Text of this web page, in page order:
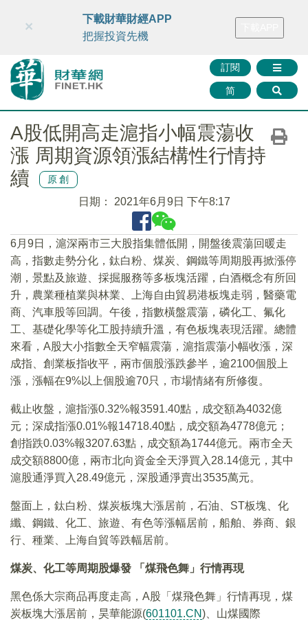
財華智庫網 FINTV FINMETA 財華證券 媒體矩陣
訂閱
简
×
下載財華財經APP
把握投資先機
A股低開高走滬指小幅震蕩收
漲 周期資源領漲結構性行情持
續
原創
日期： 2021年6月9日 下午8:17
6月9日，滬深兩市三大股指集體低開，開盤後震蕩回暖走
高，指數走勢分化，鈦白粉、煤炭、鋼鐵等周期股再掀漲停
潮，景點及旅遊、採掘服務等多板塊活躍，白酒概念有所回
升，農業種植業與林業、上海自由貿易港板塊走弱，醫藥電
商、汽車股等回調。午後，指數橫盤震蕩，磷化工、氟化
工、基礎化學等化工股持續升溫，有色板塊表現活躍。總體
來看，A股大小指數全天窄幅震蕩，滬指震蕩小幅收漲，深
成指、創業板指收平，兩市個股漲跌參半，逾2100個股上
漲，漲幅在9%以上個股逾70只，市場情緒有所修復。
截止收盤，滬指漲0.32%報3591.40點，成交額為4032億
元；深成指漲0.01%報14718.40點，成交額為4778億元；
創指跌0.03%報3207.63點，成交額為1744億元。兩市全天
成交額8800億，兩市北向資金全天淨買入28.14億元，其中
滬股通淨買入28.49億元，深股通淨賣出3535萬元。
盤面上，鈦白粉、煤炭板塊大漲居前，石油、ST板塊、化
纖、鋼鐵、化工、旅遊、有色等漲幅居前，船舶、券商、銀
行、種業、上海自貿等跌幅居前。
煤炭、化工等周期股爆發 「煤飛色舞」行情再現
黑色係大宗商品再度走高，A股「煤飛色舞」行情再現，煤
炭板塊大漲居前，昊華能源(601101.CN)、山煤國際